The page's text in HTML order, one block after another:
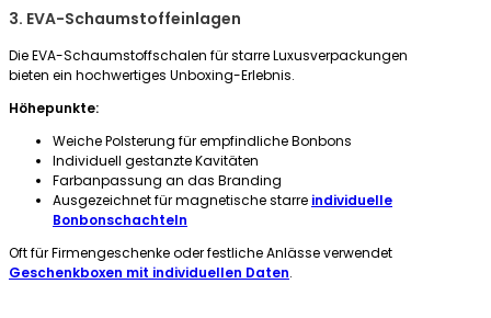
3. EVA-Schaumstoffeinlagen
Die EVA-Schaumstoffschalen für starre Luxusverpackungen
bieten ein hochwertiges Unboxing-Erlebnis.
Höhepunkte:
Weiche Polsterung für empfindliche Bonbons
Individuell gestanzte Kavitäten
Farbanpassung an das Branding
Ausgezeichnet für magnetische starre individuelle
Bonbonschachteln
Oft für Firmengeschenke oder festliche Anlässe verwendet
Geschenkboxen mit individuellen Daten.